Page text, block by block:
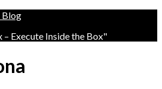
Blog
Execute Inside the Box"